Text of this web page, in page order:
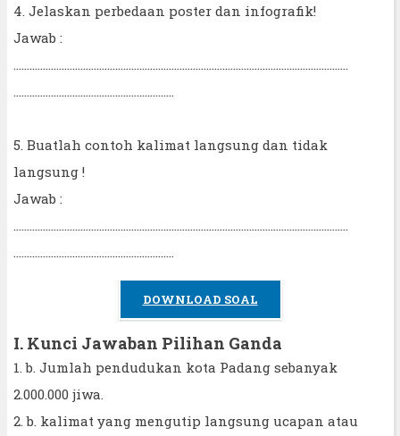
4. Jelaskan perbedaan poster dan infografik!
Jawab :
5. Buatlah contoh kalimat langsung dan tidak
langsung !
Jawab :
DOWNLOAD SOAL
I. Kunci Jawaban Pilihan Ganda
1. b. Jumlah pendudukan kota Padang sebanyak
2.000.000 jiwa.
2. b. kalimat yang mengutip langsung ucapan atau